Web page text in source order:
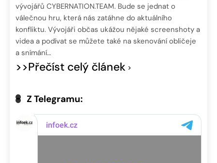
vývojářů CYBERNATION.TEAM. Bude se jednat o
válečnou hru, která nás zatáhne do aktuálního
konfliktu. Vývojáři občas ukážou nějaké screenshoty a
videa a podívat se můžete také na skenování obličeje
a snímání…
>>Přečíst celý článek
Z Telegramu: